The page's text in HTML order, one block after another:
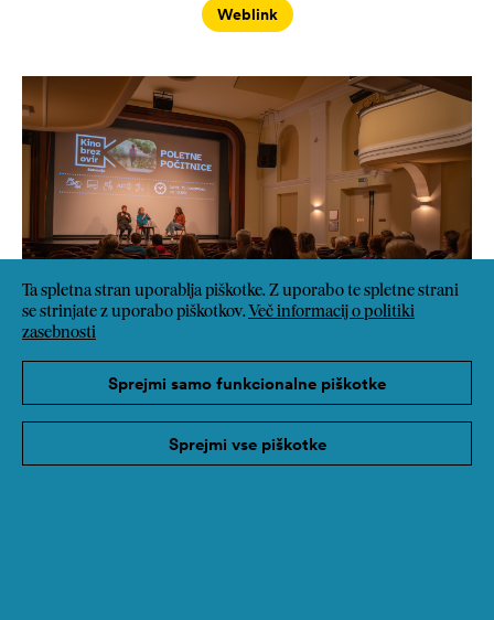
Ta spletna stran uporablja piškotke. Z uporabo te spletne strani
se strinjate z uporabo piškotkov. Več informacij o politiki
zasebnosti
Sprejmi samo funkcionalne piškotke
Sprejmi vse piškotke
Weblink